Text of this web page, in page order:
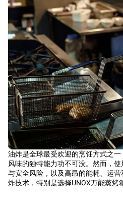
油炸是全球最受欢迎的烹饪方式之
风味的独特能力功不可没。然而，
与安全风险，以及高昂的能耗、运
炸技术，特别是选择UNOX万能蒸烤